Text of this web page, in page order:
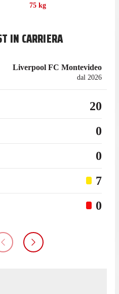
con 1 gol segnato e
75 kg
IN CARRIERA
Liverpool FC Montevideo
dal 2026
20
0
0
7
0